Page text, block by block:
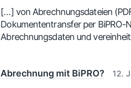
d
a
t
u
r
a
g
[…] von Abrechnungsdateien
Dokumententransfer per
Abrechnungsdaten und
Abrechnung mit BiPRO? 12.